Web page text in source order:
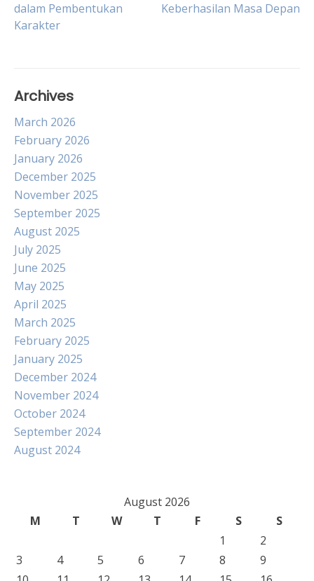
navigation
dalam Pembentukan
Karakter
Keberhasilan Masa Depan
Archives
March 2026
February 2026
January 2026
December 2025
November 2025
September 2025
August 2025
July 2025
June 2025
May 2025
April 2025
March 2025
February 2025
January 2025
December 2024
November 2024
October 2024
September 2024
August 2024
August 2026
M
T W T F S
S
1
2
3
4 5 6 7 8
9